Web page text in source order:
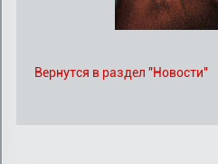
Вернутся в раздел "Новости"